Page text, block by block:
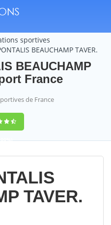
sportives
BEAUCHAMP TAVER.
BEAUCHAMP
France
de France
votes
TAVER.